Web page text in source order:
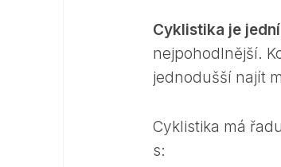
Cyklistika je
nejpohodlnější.
jednodušší najít
Cyklistika má
s: